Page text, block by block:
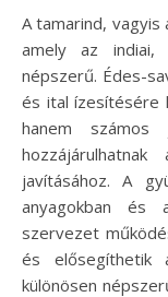
A tamarind, vagyis a tamarindusz, egy egzotikus gyümölcs,
amely az indiai,
népszerű. Édes-
és ital ízesítésére
hanem
javításához. A
anyagokban és
szervezet
és elősegíthetik
különösen